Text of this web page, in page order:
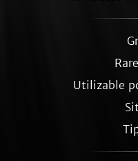
Utilizable